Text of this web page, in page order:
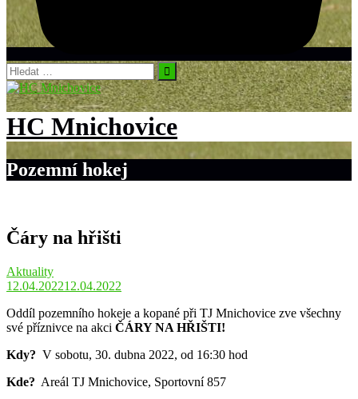
Vyhledávání
HC Mnichovice
Pozemní hokej
Čáry na hřišti
Aktuality
12.04.202212.04.2022
Oddíl pozemního hokeje a kopané při TJ Mnichovice zve všechny
své příznivce na akci ČÁRY NA HŘIŠTI!
Kdy? V sobotu, 30. dubna 2022, od 16:30 hod
Kde? Areál TJ Mnichovice, Sportovní 857